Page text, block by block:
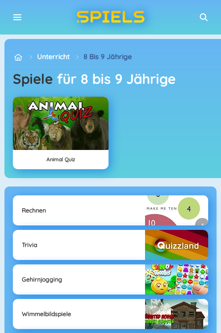
Unterricht 8 Bis 9 Jährige
Spiele für 8 bis 9 Jährige
Animal Quiz
Rechnen
Trivia
Gehirnjogging
Wimmelbildspiele